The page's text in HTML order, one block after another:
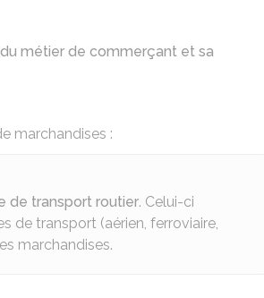
métier de commerçant et sa
marchandises :
de transport routier. Celui-ci
de transport (aérien, ferroviaire,
marchandises.